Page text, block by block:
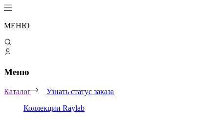
МЕНЮ
Меню
Каталог
Узнать статус заказа
Коллекции Raylab